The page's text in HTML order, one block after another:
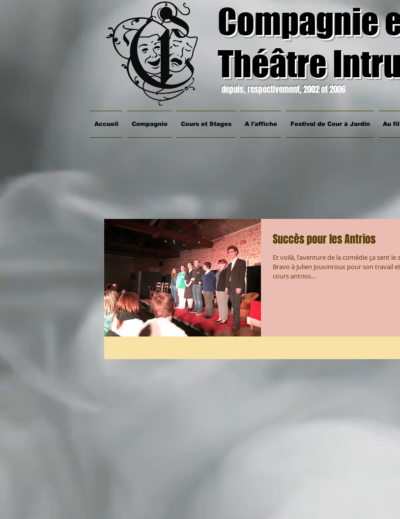
Compagnie
Théâtre
Accueil Compagnie Cours et Stages A l'affiche Festival de Cour à Jardin Au
depuis, respectivement, 2002 et 2006
Succès pour les Antrios
Et voilà, l'aventure de la comédie ça sent le
Bravo à Julien Jouvinroux pour son travail
cours antrios...